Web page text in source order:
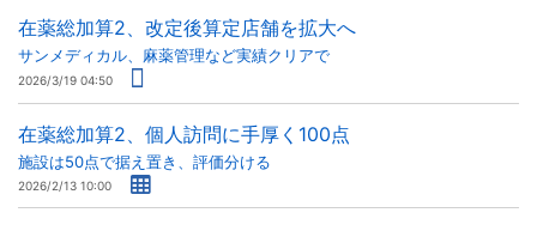
在薬総加算2、改定後算定店舗を拡大へ
サンメディカル、麻薬管理など実績クリアで
2026/3/19 04:50
在薬総加算2、個人訪問に手厚く100点
施設は50点で据え置き、評価分ける
2026/2/13 10:00